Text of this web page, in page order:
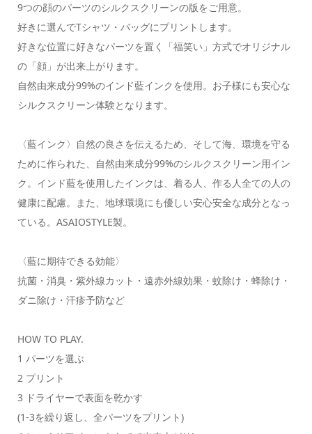
9つの顔のパーツのシルクスクリーンの版をご用意。
好きに選んでTシャツ・バッグにプリントします。
好きな位置に好きなパーツを置く「福笑い」方式でオリジナル
の「顔」が出来上がります。
自然由来成分99%のインド藍インクを使用。お子様にも安心な
シルクスクリーン体験となります。
〈藍インク〉自然の良さを伝えるため、そして海、環境を守る
ために作られた、自然由来成分99%のシルクスクリーン用イン
ク。インド藍を使用したインクは、着る人、作る人全ての人の
健康に配慮。また、地球環境にも優しい安心安全な成分となっ
ている。ASAIOSTYLE製。
〈藍に期待できる効能〉
抗菌・消臭・紫外線カット・遠赤外線効果・蚊除け・蜂除け・
ダニ除け・汗疹予防など
HOW TO PLAY.
1 パーツを選ぶ
2 プリント
3 ドライヤーで表面を乾かす
(1-3を繰り返し、全パーツをプリント)